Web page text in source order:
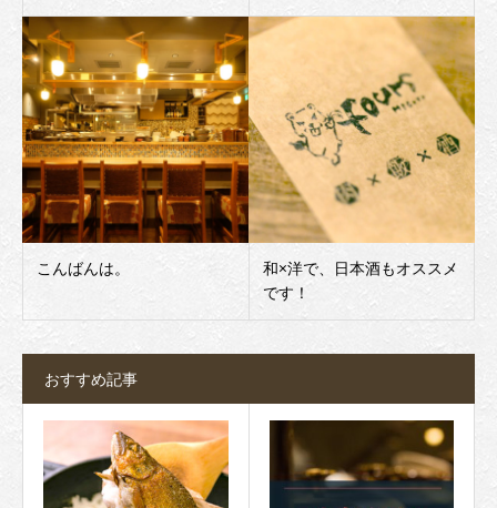
こんばんは。
和×洋で、日本酒もオススメ
です！
おすすめ記事